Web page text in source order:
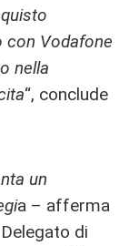
con Vodafone
nella
“, conclude
un
a – afferma
di